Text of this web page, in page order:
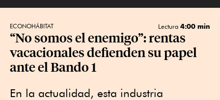
ECONOHÁBITAT Lectura 4:00 min
“No somos el enemigo”: rentas
vacacionales defienden su papel
ante el Bando 1
En la actualidad, esta industria